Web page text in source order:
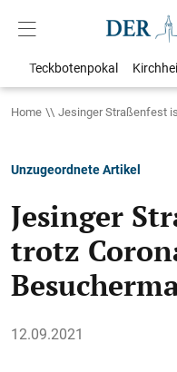
Teckbotenpokal
Home Jesinger Straßenfest
Unzugeordnete Artikel
Jesinger
trotz
12.09.2021